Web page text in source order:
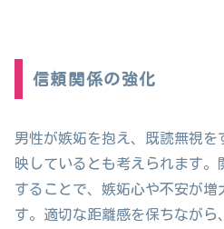
信頼関係の強化
男性が嫉妬を抱え、既読無視を
映しているとも考えられます
することで、嫉妬心や不安が増
す。適切な距離感を保ちながら